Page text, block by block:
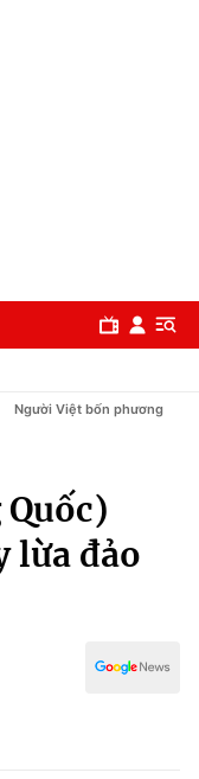
Người Việt bốn phương
lừa đảo